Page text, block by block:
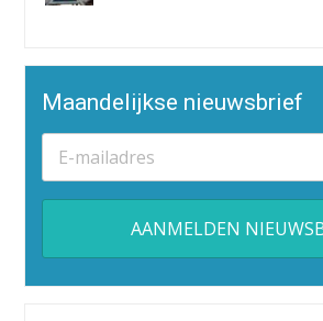
Maandelijkse nieuwsbrief
Alternative: